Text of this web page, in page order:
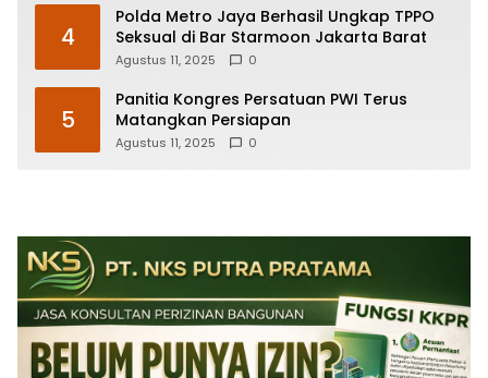
4
Polda Metro Jaya Berhasil Ungkap TPPO
Seksual di Bar Starmoon Jakarta Barat
Agustus 11, 2025 0
5
Panitia Kongres Persatuan PWI Terus
Matangkan Persiapan
Agustus 11, 2025 0